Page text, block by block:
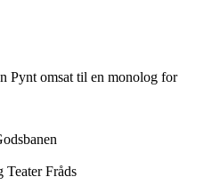
Pynt omsat til en monolog for
Teater Fråds